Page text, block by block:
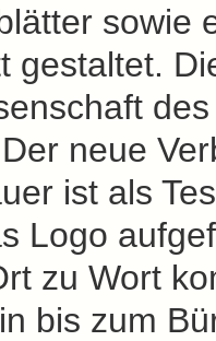
sowie
gestaltet.
neue
ist als
Logo
zu Wort
bis zum